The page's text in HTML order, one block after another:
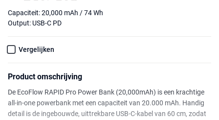
Capaciteit: 20,000 mAh / 74 Wh
Output: USB-C PD
Vergelijken
Product omschrijving
De EcoFlow RAPID Pro Power Bank (20,000mAh) is een krachtige
all-in-one powerbank met een capaciteit van 20.000 mAh. Handig
detail is de ingebouwde, uittrekbare USB-C-kabel van 60 cm, zodat